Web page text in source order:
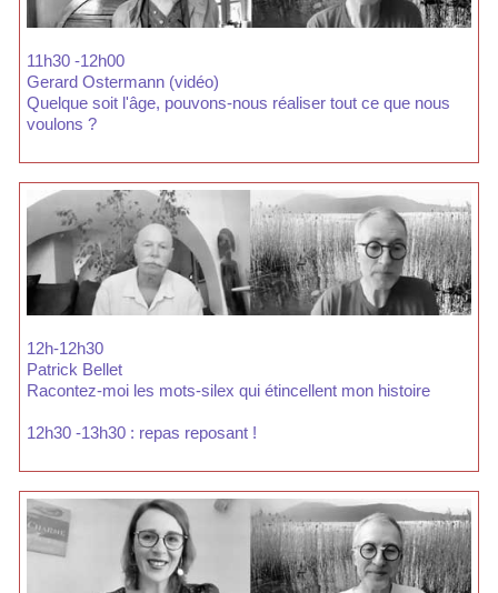
11h30 -12h00
Gerard Ostermann (vidéo)
Quelque soit l'âge, pouvons-nous réaliser tout ce que nous
voulons ?
12h-12h30
Patrick Bellet
Racontez-moi les mots-silex qui étincellent mon histoire
12h30 -13h30 : repas reposant !